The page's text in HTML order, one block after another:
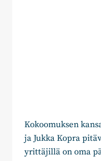
Kokoomuksen
ja Jukka Kopra
yrittäjillä on oma